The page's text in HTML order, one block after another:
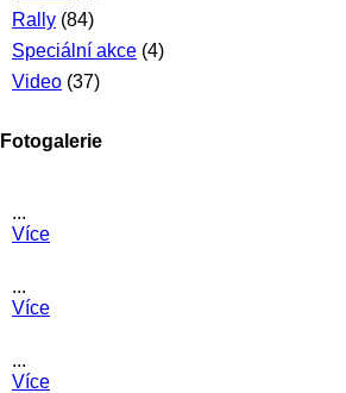
Rally (84)
Speciální akce (4)
Video (37)
Fotogalerie
...
Více
...
Více
...
Více